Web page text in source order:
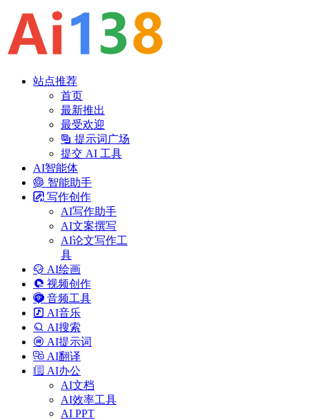
站点推荐
首页
最新推出
最受欢迎
提示词广场
提交 AI 工具
AI智能体
智能助手
写作创作
AI写作助手
AI文案撰写
AI论文写作工
具
AI绘画
视频创作
音频工具
AI音乐
AI搜索
AI提示词
AI翻译
AI办公
AI文档
AI效率工具
AI PPT